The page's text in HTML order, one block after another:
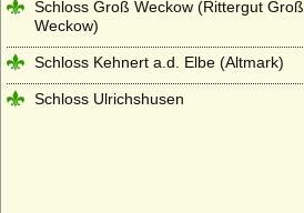
Schloss Groß Weckow (Rittergut Groß
Weckow)
Schloss Kehnert a.d. Elbe (Altmark)
Schloss Ulrichshusen